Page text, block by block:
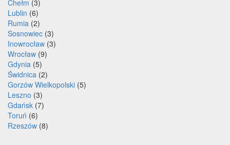
Chełm (3)
Lublin (6)
Rumia (2)
Sosnowiec (3)
Inowrocław (3)
Wrocław (9)
Gdynia (5)
Świdnica (2)
Gorzów Wielkopolski (5)
Leszno (3)
Gdańsk (7)
Toruń (6)
Rzeszów (8)